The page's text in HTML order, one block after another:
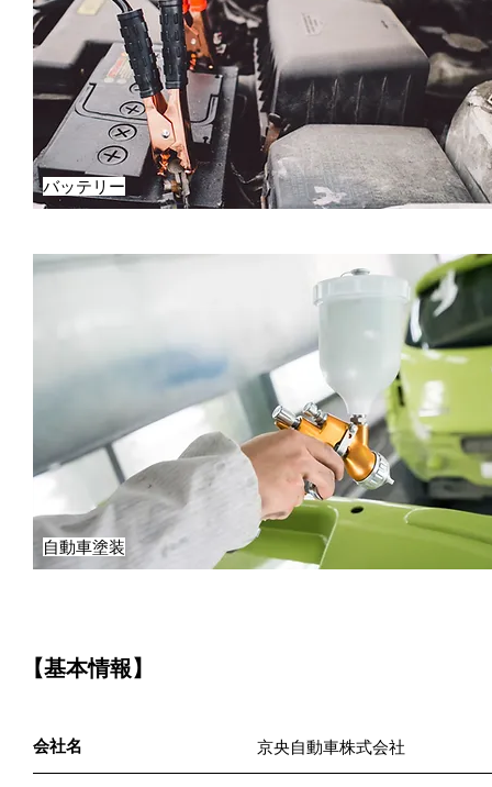
バッテリー
自動車塗装
【基本情報】
会社名 京央自動車株式会社